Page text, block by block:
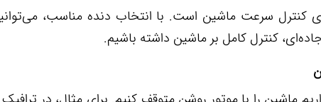
کنترل سرعت ماشین است. با انتخاب دنده مناسب،
کنترل کامل بر ماشین داشته باشیم.